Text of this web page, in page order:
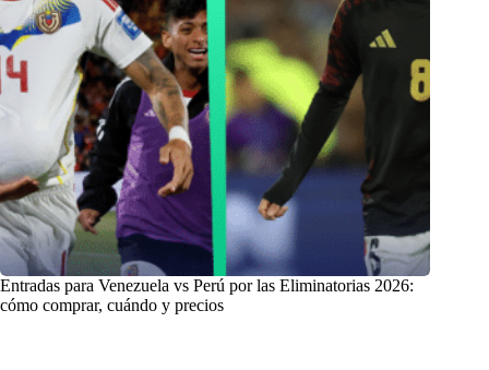
Entradas para Venezuela vs Perú por las Eliminatorias 2026:
cómo comprar, cuándo y precios